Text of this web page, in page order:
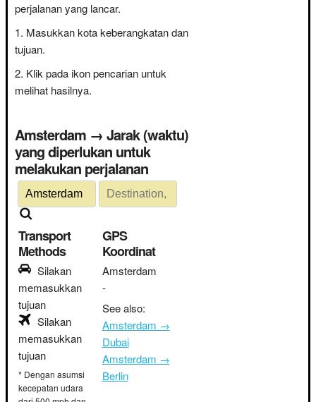
perjalanan yang lancar.
Masukkan kota keberangkatan dan
tujuan.
Klik pada ikon pencarian untuk
melihat hasilnya.
Amsterdam → Jarak (waktu)
yang diperlukan untuk
melakukan perjalanan
Transport
Methods
Silakan
memasukkan
tujuan
Silakan
memasukkan
tujuan
* Dengan asumsi
kecepatan udara
GPS
Koordinat
Amsterdam
-
See also:
Amsterdam →
Dubai
Amsterdam →
Berlin